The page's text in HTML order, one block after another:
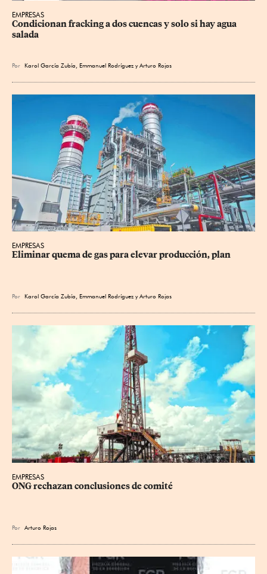
EMPRESAS
Condicionan fracking a dos cuencas y solo si hay agua
salada
Por Karol García Zubía Emmanuel Rodríguez yArturo Rojas
EMPRESAS
Eliminar quema de gas para elevar producción, plan
Por Karol García Zubía, Emmanuel Rodríguez yArturo Rojas
EMPRESAS
ONG rechazan conclusiones de comité
Por Arturo Rojas